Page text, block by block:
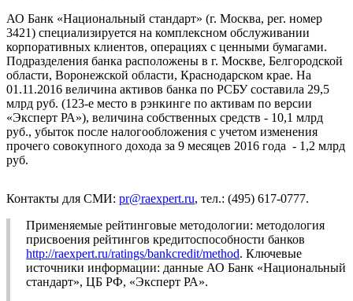
АО Банк «Национальный стандарт» (г. Москва, рег. номер
3421) специализируется на комплексном обслуживании
корпоративных клиентов, операциях с ценными бумагами.
Подразделения банка расположены в г. Москве, Белгородской
области, Воронежской области, Краснодарском крае. На
01.11.2016 величина активов банка по РСБУ составила 29,5
млрд руб. (123-е место в рэнкинге по активам по версии
«Эксперт РА»), величина собственных средств - 10,1 млрд
руб., убыток после налогообложения с учетом изменения
прочего совокупного дохода за 9 месяцев 2016 года - 1,2 млрд
руб.
Контакты для СМИ: pr@raexpert.ru, тел.: (495) 617-0777.
Применяемые рейтинговые методологии: методология
присвоения рейтингов кредитоспособности банков
http://raexpert.ru/ratings/bankcredit/method. Ключевые
источники информации: данные АО Банк «Национальный
стандарт», ЦБ РФ, «Эксперт РА».